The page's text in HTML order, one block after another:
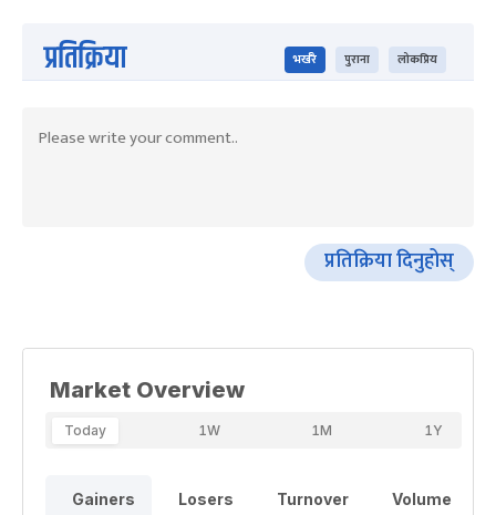
प्रतिक्रिया भर्खरै पुराना लोकप्रिय
प्रतिक्रिया दिनुहोस्